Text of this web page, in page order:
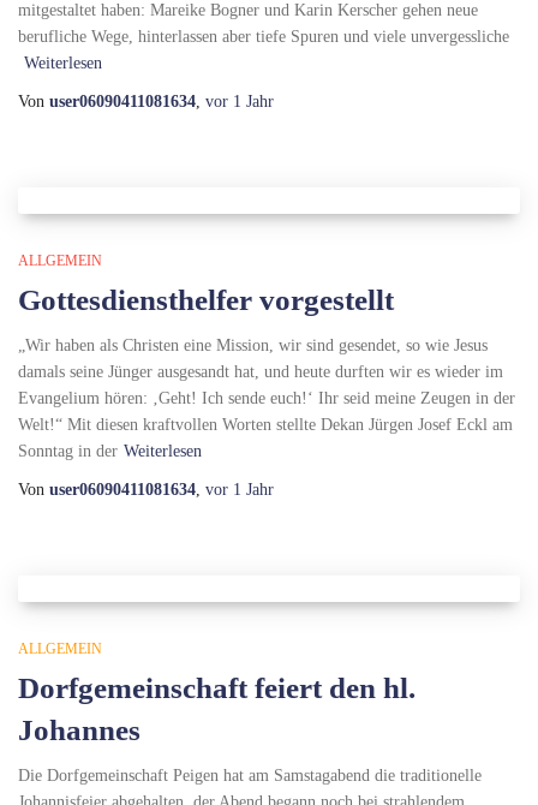
mitgestaltet haben: Mareike Bogner und Karin Kerscher gehen neue
berufliche Wege, hinterlassen aber tiefe Spuren und viele unvergessliche
Weiterlesen
Von user06090411081634, vor 1 Jahr
ALLGEMEIN
Gottesdiensthelfer vorgestellt
„Wir haben als Christen eine Mission, wir sind gesendet, so wie Jesus
damals seine Jünger ausgesandt hat, und heute durften wir es wieder im
Evangelium hören: ‚Geht! Ich sende euch!‘ Ihr seid meine Zeugen in der
Welt!“ Mit diesen kraftvollen Worten stellte Dekan Jürgen Josef Eckl am
Sonntag in der Weiterlesen
Von user06090411081634, vor 1 Jahr
ALLGEMEIN
Dorfgemeinschaft feiert den hl.
Johannes
Die Dorfgemeinschaft Peigen hat am Samstagabend die traditionelle